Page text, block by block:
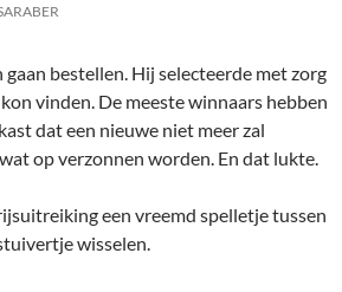
bestellen. Hij selecteerde met zorg
vinden. De meeste winnaars hebben
dat een nieuwe niet meer zal
op verzonnen worden. En dat lukte.
een vreemd spelletje tussen
wisselen.